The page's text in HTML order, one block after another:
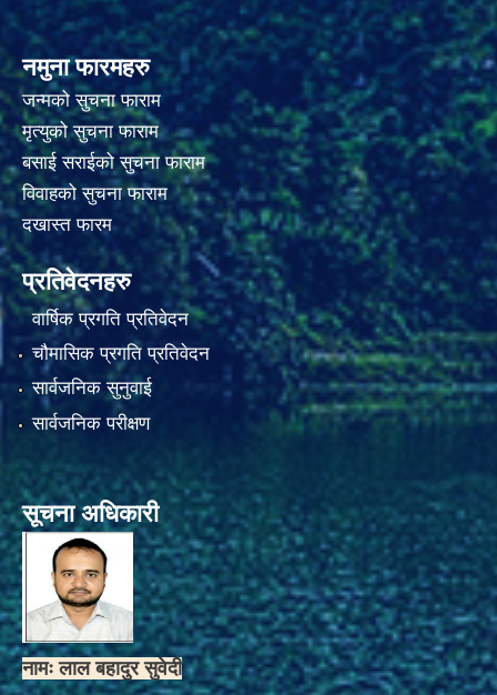
नमुना फारमहरु
जन्मको सुचना फाराम
मृत्युको सुचना फाराम
बसाई सराईको सुचना फाराम
विवाहको सुचना फाराम
दखास्त फारम
प्रतिवेदनहरु
वार्षिक प्रगति प्रतिवेदन
चौमासिक प्रगति प्रतिवेदन
सार्वजनिक सुनुवाई
सार्वजनिक परीक्षण
सूचना अधिकारी
नामः लाल बहादुर सुवेदी